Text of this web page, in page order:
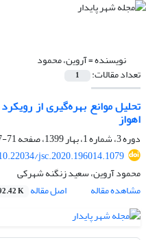
نویسنده =آروین، محمود
تعداد مقالات: 1
تحلیل موانع بهره‌گیری از
اهواز
دوره 3، شماره 1، بهار 1399، صفحه
71-87
jsc.2020.196014.1079
محمود آروین، سعید زنگنه شهرکی
مشاهده مقاله
اصل مقاله K